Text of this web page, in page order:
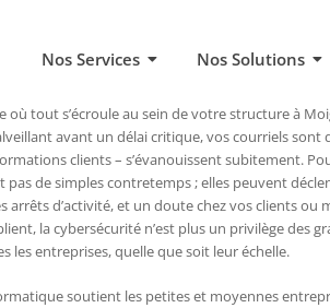
Nos Services Nos Solutions
où tout s’écroule au sein de votre structure à
avant un délai critique, vos courriels
clients – s’évanouissent subitement.
de simples contretemps ; elles peuvent
arrêts d’activité, et un doute chez vos clients ou
la cybersécurité n’est plus un privilège des
les entreprises, quelle que soit leur échelle.
soutient les petites et moyennes